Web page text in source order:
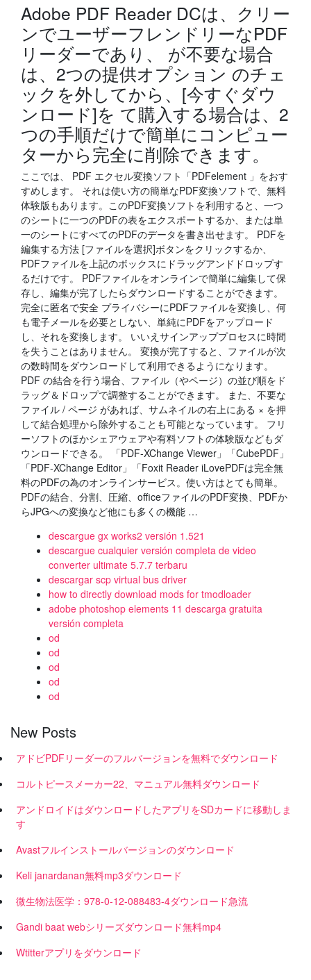
Adobe PDF Reader DCは、クリー
ンでユーザーフレンドリーなPDF
リーダーであり、 が不要な場合
は、2つの提供オプション のチェ
ックを外してから、[今すぐダウ
ンロード]を て購入する場合は、2
つの手順だけで簡単にコンピュー
ターから完全に削除できます。
ここでは、 PDF エクセル変換ソフト「PDFelement 」をおす
すめします。 それは使い方の簡単なPDF変換ソフトで、無料
体験版もあります。このPDF変換ソフトを利用すると、一つ
のシートに一つのPDFの表をエクスポートするか、または単
一のシートにすべてのPDFのデータを書き出せます。 PDFを
編集する方法 [ファイルを選択]ボタンをクリックするか、
PDFファイルを上記のボックスにドラッグアンドドロップす
るだけです。 PDFファイルをオンラインで簡単に編集して保
存し、編集が完了したらダウンロードすることができます。
完全に匿名で安全 プライバシーにPDFファイルを変換し、何
も電子メールを必要としない、単純にPDFをアップロード
し、それを変換します。 いいえサインアッププロセスに時間
を失うことはありません。 変換が完了すると、ファイルが次
の数時間をダウンロードして利用できるようになります。
PDF の結合を行う場合、ファイル（やページ）の並び順をド
ラッグ＆ドロップで調整することができます。 また、不要な
ファイル / ページ があれば、サムネイルの右上にある × を押
して結合処理から除外することも可能となっています。 フリ
ーソフトのほかシェアウェアや有料ソフトの体験版などもダ
ウンロードできる。 「PDF-XChange Viewer」「CubePDF」
「PDF-XChange Editor」「Foxit Reader iLovePDFは完全無
料のPDFの為のオンラインサービス。使い方はとても簡単。
PDFの結合、分割、圧縮、officeファイルのPDF変換、PDFか
らJPGへの変換など他にも多くの機能 …
descargue gx works2 versión 1.521
descargue cualquier versión completa de video
converter ultimate 5.7.7 terbaru
descargar scp virtual bus driver
how to directly download mods for tmodloader
adobe photoshop elements 11 descarga gratuita
versión completa
od
od
od
od
od
New Posts
アドビPDFリーダーのフルバージョンを無料でダウンロード
コルトピースメーカー22、マニュアル無料ダウンロード
アンドロイドはダウンロードしたアプリをSDカードに移動しま
す
Avastフルインストールバージョンのダウンロード
Keli janardanan無料mp3ダウンロード
微生物法医学：978-0-12-088483-4ダウンロード急流
Gandi baat webシリーズダウンロード無料mp4
Wtitterアプリをダウンロード